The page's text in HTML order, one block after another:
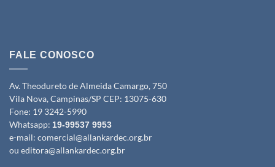
FALE CONOSCO
Av. Theodureto de Almeida Camargo, 750
Vila Nova, Campinas/SP CEP: 13075-630
Fone: 19 3242-5990
Whatsapp: 19-99537 9953
e-mail: comercial@allankardec.org.br
ou editora@allankardec.org.br